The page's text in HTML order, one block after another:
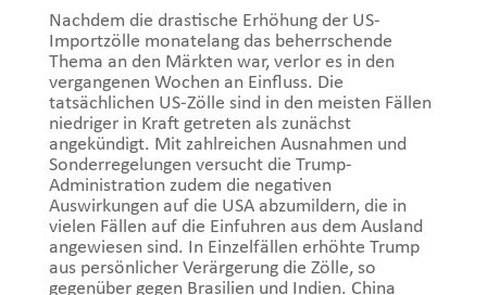
Nachdem die drastische Erhöhung der US-
Importzölle monatelang das beherrschende
Thema an den Märkten war, verlor es in den
vergangenen Wochen an Einfluss. Die
tatsächlichen US-Zölle sind in den meisten Fällen
niedriger in Kraft getreten als zunächst
angekündigt. Mit zahlreichen Ausnahmen und
Sonderregelungen versucht die Trump-
Administration zudem die negativen
Auswirkungen auf die USA abzumildern, die in
vielen Fällen auf die Einfuhren aus dem Ausland
angewiesen sind. In Einzelfällen erhöhte Trump
aus persönlicher Verärgerung die Zölle, so
gegenüber gegen Brasilien und Indien. China